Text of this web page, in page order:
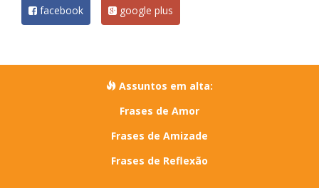
facebook google plus
Assuntos em alta:
Frases de Amor
Frases de Amizade
Frases de Reflexão